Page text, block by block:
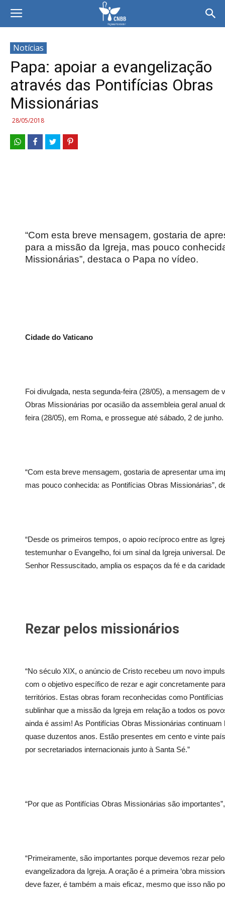
Notícias
Papa: apoiar a evangelização
através das Pontifícias Obras
Missionárias
28/05/2018
“Com esta breve mensagem, gostaria de
para a missão da Igreja, mas pouco
Missionárias”, destaca o Papa no vídeo.
Cidade do Vaticano
Foi divulgada, nesta segunda-feira (28/05), a mensagem
Obras Missionárias por ocasião da assembleia geral anual
feira (28/05), em Roma, e prossegue até sábado, 2 de junho.
“Com esta breve mensagem, gostaria de apresentar uma
mas pouco conhecida: as Pontifícias Obras Missionárias”,
“Desde os primeiros tempos, o apoio recíproco entre as
testemunhar o Evangelho, foi um sinal da Igreja universal.
Senhor Ressuscitado, amplia os espaços da fé e da
Rezar pelos missionários
“No século XIX, o anúncio de Cristo recebeu um novo
com o objetivo específico de rezar e agir concretamente
territórios. Estas obras foram reconhecidas como
sublinhar que a missão da Igreja em relação a todos os
ainda é assim! As Pontifícias Obras Missionárias
quase duzentos anos. Estão presentes em cento e vinte
por secretariados internacionais junto à Santa Sé.”
“Por que as Pontifícias Obras Missionárias são
“Primeiramente, são importantes porque devemos rezar
evangelizadora da Igreja. A oração é a primeira ‘obra
deve fazer, é também a mais eficaz, mesmo que isso não